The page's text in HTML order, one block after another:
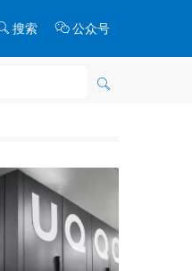
搜索 公众号